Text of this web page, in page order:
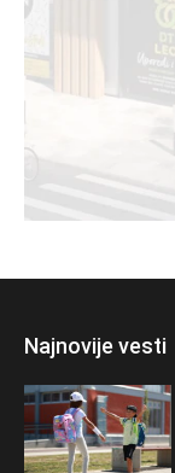
Najnovije vesti